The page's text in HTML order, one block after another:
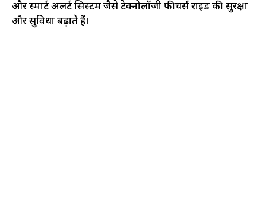
और स्मार्ट अलर्ट सिस्टम जैसे टेक्नोलॉजी फीचर्स राइड की सुरक्षा
और सुविधा बढ़ाते हैं।